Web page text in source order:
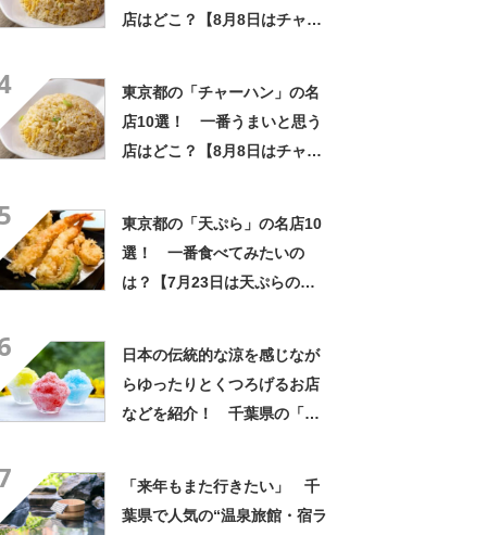
店はどこ？【8月8日はチャー
東京都の「チャーハン」の名
店10選！ 一番うまいと思う
店はどこ？【8月8日はチャー
東京都の「天ぷら」の名店10
選！ 一番食べてみたいの
は？【7月23日は天ぷらの
日本の伝統的な涼を感じなが
らゆったりとくつろげるお店
などを紹介！ 千葉県の「か
「来年もまた行きたい」 千
葉県で人気の“温泉旅館・宿ラ